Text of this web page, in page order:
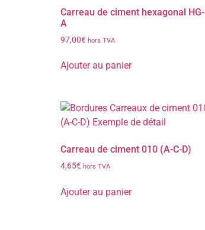
Carreau de ciment hexagonal HG-
A
97,00€ hors TVA
Ajouter au panier
Carreau de ciment 010 (A-C-D)
4,65€ hors TVA
Ajouter au panier